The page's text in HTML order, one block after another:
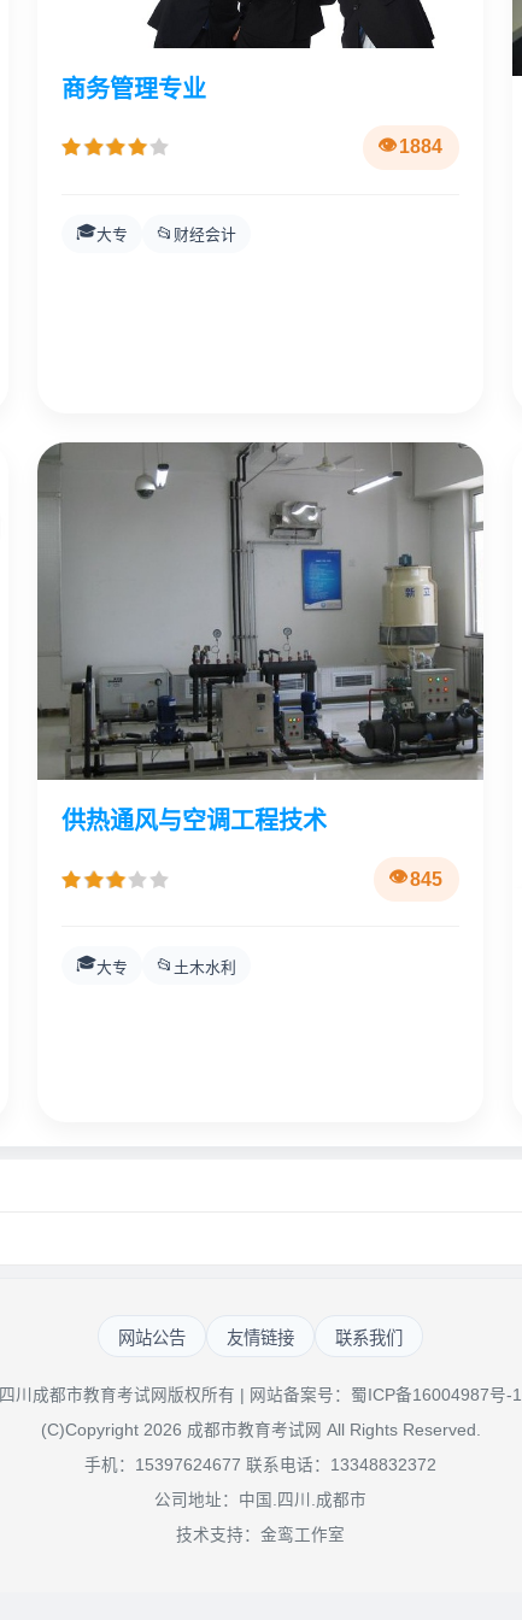
商务管理专业
1884
🎓大专 📂 财经会计
供热通风与空调工程技术
845
🎓大专 📂 土木水利
网站公告 友情链接 联系我们
四川成都市教育考试网版权所有 | 网站备案号： 蜀ICP备16004987号-1
(C)Copyright 2026 成都市教育考试网 All Rights Reserved.
手机：15397624677 联系电话：13348832372
公司地址：中国.四川.成都市
技术支持：金鸾工作室